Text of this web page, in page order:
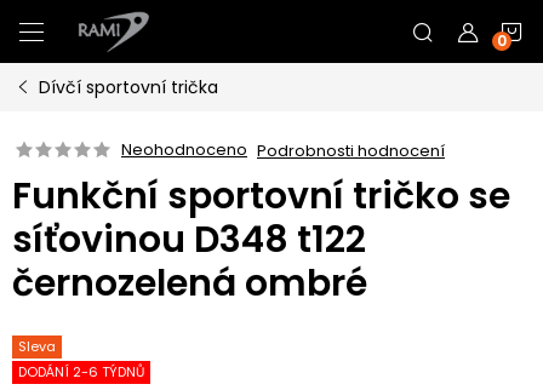
na
obsah
Dívčí sportovní trička
Neohodnoceno Podrobnosti hodnocení
Funkční sportovní tričko se
síťovinou D348 t122
černozelená ombré
Sleva
DODÁNÍ 2-6 TÝDNŮ